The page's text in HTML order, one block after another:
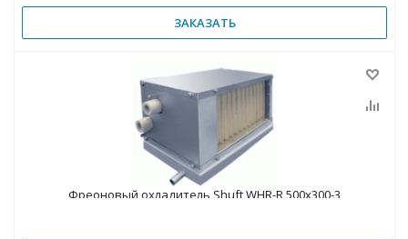
ЗАКАЗАТЬ
Фреоновый охладитель Shuft WHR-R 500x300-3